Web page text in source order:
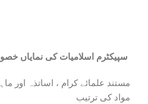
مستند علمائے کرام ، اساتذہ اور
مواد کی ترتیب